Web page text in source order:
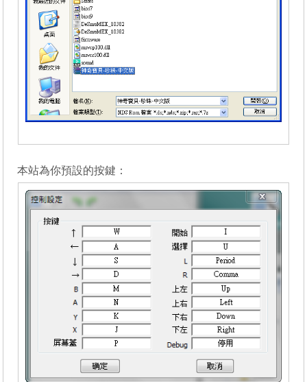
本站為你預設的按鍵：